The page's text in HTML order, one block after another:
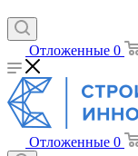
Отложенные 0
Отложенные 0